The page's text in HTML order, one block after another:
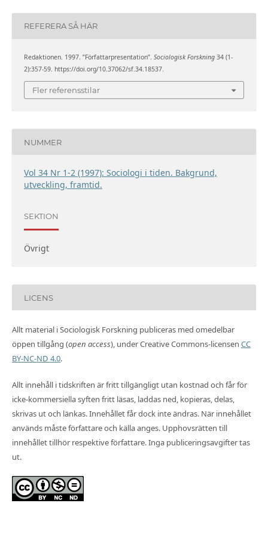
REFERERA SÅ HÄR
Redaktionen. 1997. ”Författarpresentation”. Sociologisk Forskning34 (1-
2):357-59. https://doi.org/10.37062/sf.34.18537.
Fler referensstilar
NUMMER
Vol 34 Nr 1-2 (1997): Sociologi i tiden. Bakgrund,
utveckling, framtid.
SEKTION
Övrigt
LICENS
Allt material i Sociologisk Forskning publiceras med omedelbar
öppen tillgång (open access), under Creative Commons-licensen CC
BY-NC-ND 4.0.
Allt innehåll i tidskriften är fritt tillgängligt utan kostnad och får för
icke-kommersiella syften fritt läsas, laddas ned, kopieras, delas,
skrivas ut och länkas. Innehållet får dock inte ändras. När innehållet
används måste författare och källa anges. Upphovsrätten till
innehållet tillhör respektive författare. Inga publiceringsavgifter tas
ut.